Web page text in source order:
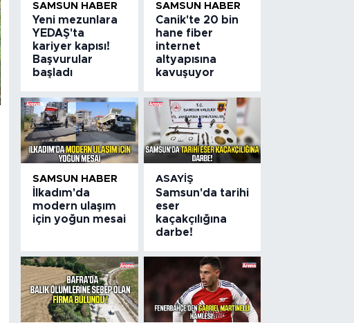
SAMSUN HABER
Yeni mezunlara
YEDAŞ'ta
kariyer kapısı!
Başvurular
başladı
SAMSUN HABER
Canik'te 20 bin
hane fiber
internet
altyapısına
kavuşuyor
SAMSUN HABER
İlkadım'da
modern ulaşım
için yoğun mesai
ASAYIŞ
Samsun'da tarihi
eser
kaçakçılığına
darbe!